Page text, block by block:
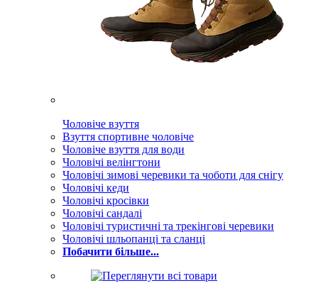
Чоловіче взуття
Взуття спортивне чоловіче
Чоловіче взуття для води
Чоловічі велінгтони
Чоловічі зимові черевики та чоботи для снігу
Чоловічі кеди
Чоловічі кросівки
Чоловічі сандалі
Чоловічі туристичні та трекінгові черевики
Чоловічі шльопанці та сланці
Побачити більше...